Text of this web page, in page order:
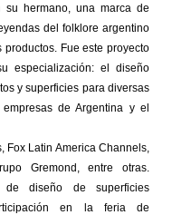
hermano, una marca de
del folklore argentino
Fue este proyecto
especialización: el diseño
y superficies para diversas
de Argentina y el
, Fox Latin America Channels
Gremond , entre otras.
diseño de superficies
en la feria de